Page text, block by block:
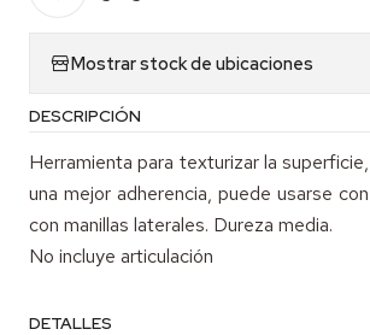
Mostrar stock de ubicaciones
DESCRIPCIÓN
Herramienta para texturizar la
una mejor adherencia, puede usarse
con manillas laterales. Dureza media.
No incluye articulación
DETALLES